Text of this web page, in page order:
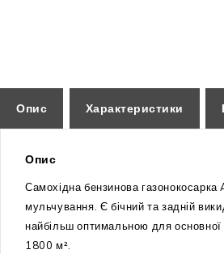
Опис Характеристики
Опис
Самохідна бензинова
мульчування. Є бічний та задній
найбільш оптимальною для
1800 м².